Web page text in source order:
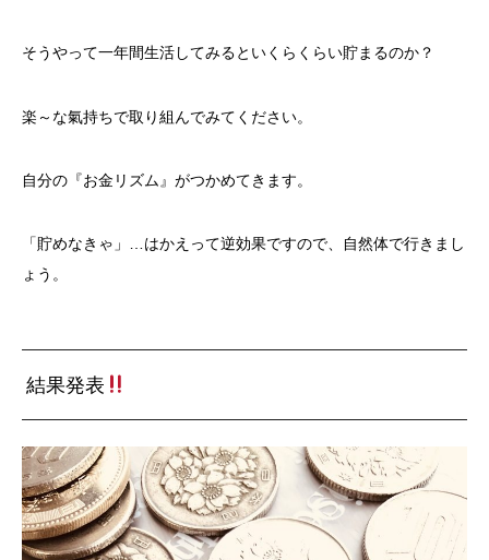
そうやって一年間生活してみるといくらくらい貯まるのか？
楽～な氣持ちで取り組んでみてください。
自分の『お金リズム』がつかめてきます。
「貯めなきゃ」…はかえって逆効果ですので、自然体で行きまし
ょう。
結果発表